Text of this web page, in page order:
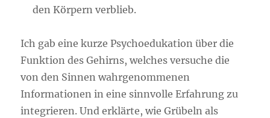
den Körpern verblieb.
Ich gab eine kurze Psychoedukation über die
Funktion des Gehirns, welches versuche die
von den Sinnen wahrgenommenen
Informationen in eine sinnvolle Erfahrung zu
integrieren. Und erklärte, wie Grübeln als